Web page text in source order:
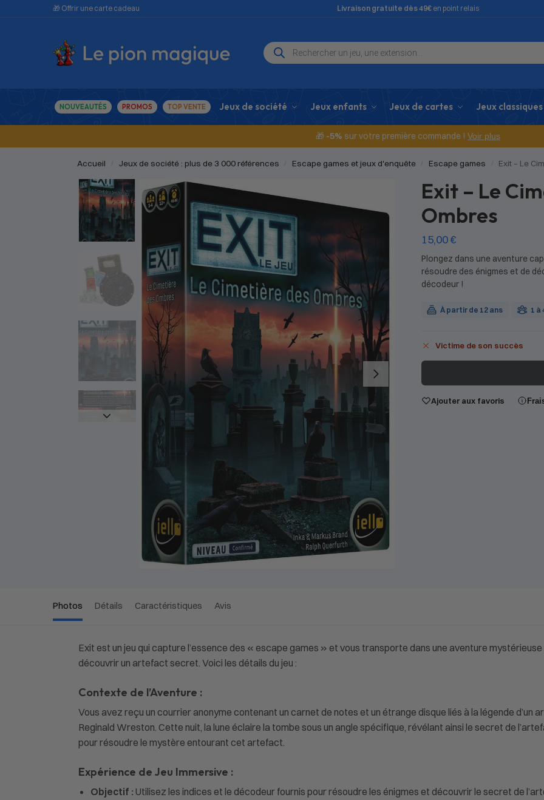
🎁 Offrir une carte cadeau Livraison gratuite dès 49€ en point relais
NOUVEAUTÉS PROMOS TOP VENTE Jeux de société Jeux enfants Jeux de cartes Jeux classiques
🎁 -5% sur votre première commande ! Voir plus
Accueil Jeux de société : plus de 3 000 références Escape games et jeux d'enquête Escape games Exit – Le
Exit – Le
Ombres
15,00€
Plongez dans une aventure
résoudre des énigmes et de
décodeur !
À partir de 12 ans 1 à
Victime de son succès
Ajouter aux favoris
Photos Détails Caractéristiques Avis
Exit est un jeu qui capture l’essence des « escape games » et vous transporte dans une aventure
découvrir un artefact secret. Voici les détails du jeu :
Contexte de l’Aventure :
Vous avez reçu un courrier anonyme contenant un carnet de notes et un étrange disque liés à la légende
Reginald Wreston. Cette nuit, la lune éclaire la tombe sous un angle spécifique, révélant ainsi le secret de
pour résoudre le mystère entourant cet artefact.
Expérience de Jeu Immersive :
Objectif : Utilisez les indices et le décodeur fournis pour résoudre les énigmes et découvrir le secret de